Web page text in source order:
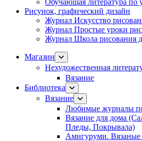
Обучающая литература по
Рисунок, графический дизайн
Журнал Искусство
Журнал Простые уроки
Журнал Школа рисования
Магазин
Нехудожественная
Вязание
Библиотека
Вязание
Любимые журналы
Вязание для дома
Пледы, Покрывала)
Амигуруми.